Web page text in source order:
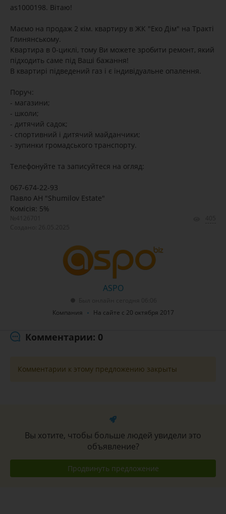
as1000198. Вітаю!
Маємо на продаж 2 кім. квартиру в ЖК "Еко Дім" на Тракті
Глинянському.
Квартира в 0-циклі, тому Ви можете зробити ремонт, який
підходить саме під Ваші бажання!
В квартирі підведений газ і є індивідуальне опалення.
Поруч:
- магазини;
- школи;
- дитячий садок;
- спортивний і дитячий майданчики;
- зупинки громадського транспорту.
Телефонуйте та записуйтеся на огляд:
067-674-22-93
Павло АН "Shumilov Estate"
Комісія: 5%
ASPO
Компания
На сайте с 20 октября 2017
Комментарии: 0
Комментарии к этому предложению закрыты
Вы хотите, чтобы больше людей увидели это
объявление?
Продвинуть предложение